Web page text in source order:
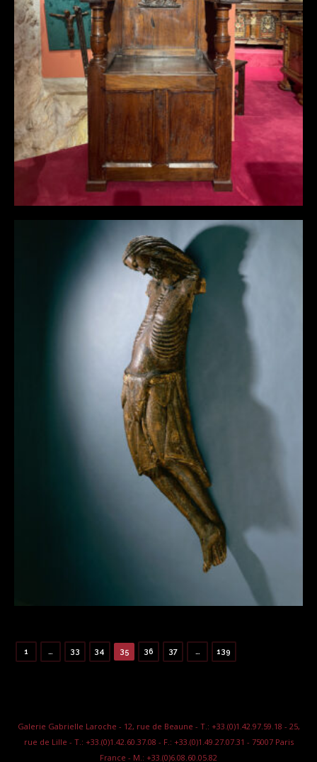
CHAYÈRE DE LA RENAISSANCE FRANÇAISE
PRÉSENTANT L’ALLÉGORIE DE LA CHARITÉ
CHRIST DE DÉPOSITION DE CROIX
1 … 33 34 35 36 37 … 139
Galerie Gabrielle Laroche - 12, rue de Beaune - T.: +33.(0)1.42.97.59.18 - 25,
rue de Lille - T.: +33.(0)1.42.60.37.08 - F.: +33.(0)1.49.27.07.31 - 75007 Paris
France - M.: +33.(0)6.08.60.05.82